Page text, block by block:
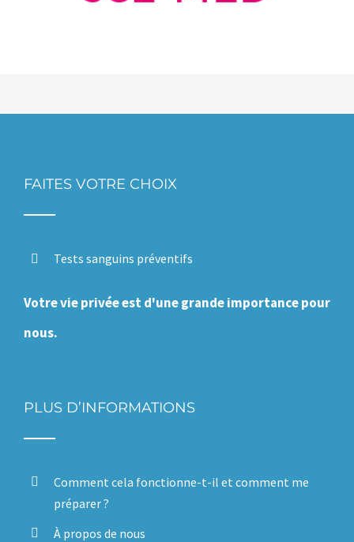
FAITES VOTRE CHOIX
Tests sanguins préventifs
Votre vie privée est d'une grande importance pour
nous.
PLUS D’INFORMATIONS
Comment cela fonctionne-t-il et comment me
préparer ?
À propos de nous